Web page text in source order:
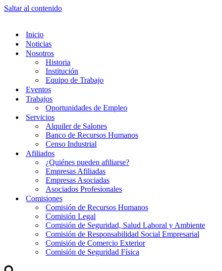
Saltar al contenido
Inicio
Noticias
Nosotros
Historia
Institución
Equipo de Trabajo
Eventos
Trabajos
Oportunidades de Empleo
Servicios
Alquiler de Salones
Banco de Recursos Humanos
Censo Industrial
Afiliados
¿Quiénes pueden afiliarse?
Empresas Afiliadas
Empresas Asociadas
Asociados Profesionales
Comisiones
Comisión de Recursos Humanos
Comisión Legal
Comisión de Seguridad, Salud Laboral y Ambiente
Comisión de Responsabilidad Social Empresarial
Comisión de Comercio Exterior
Comisión de Seguridad Física